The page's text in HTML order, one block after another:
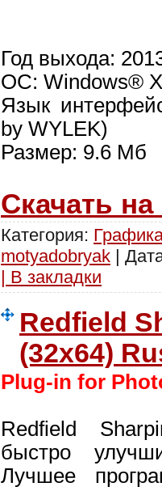
Год выхода:
ОС: Windows®
Язык
by WYLEK)
Размер: 9.6 Mб
Скачать
Категория:
motyadobryak |
| В закладки
Redfield
(32x64)
Plug-in for
Redfield
быстро
Лучшее